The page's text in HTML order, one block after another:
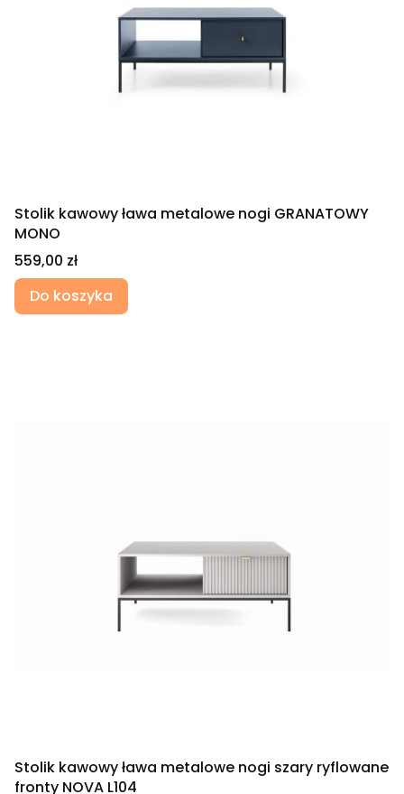
Stolik kawowy ława metalowe nogi GRANATOWY
MONO
Cena
559,00 zł
Do koszyka
Stolik kawowy ława metalowe nogi szary ryflowane
fronty NOVA L104